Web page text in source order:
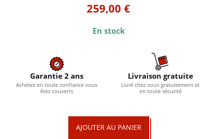
259,00 €
En stock
Garantie 2 ans
Achetez en toute confiance vous
êtes couverts
Livraison gratuite
Livré chez vous gratuitement et
en toute sécurité
AJOUTER AU PANIER